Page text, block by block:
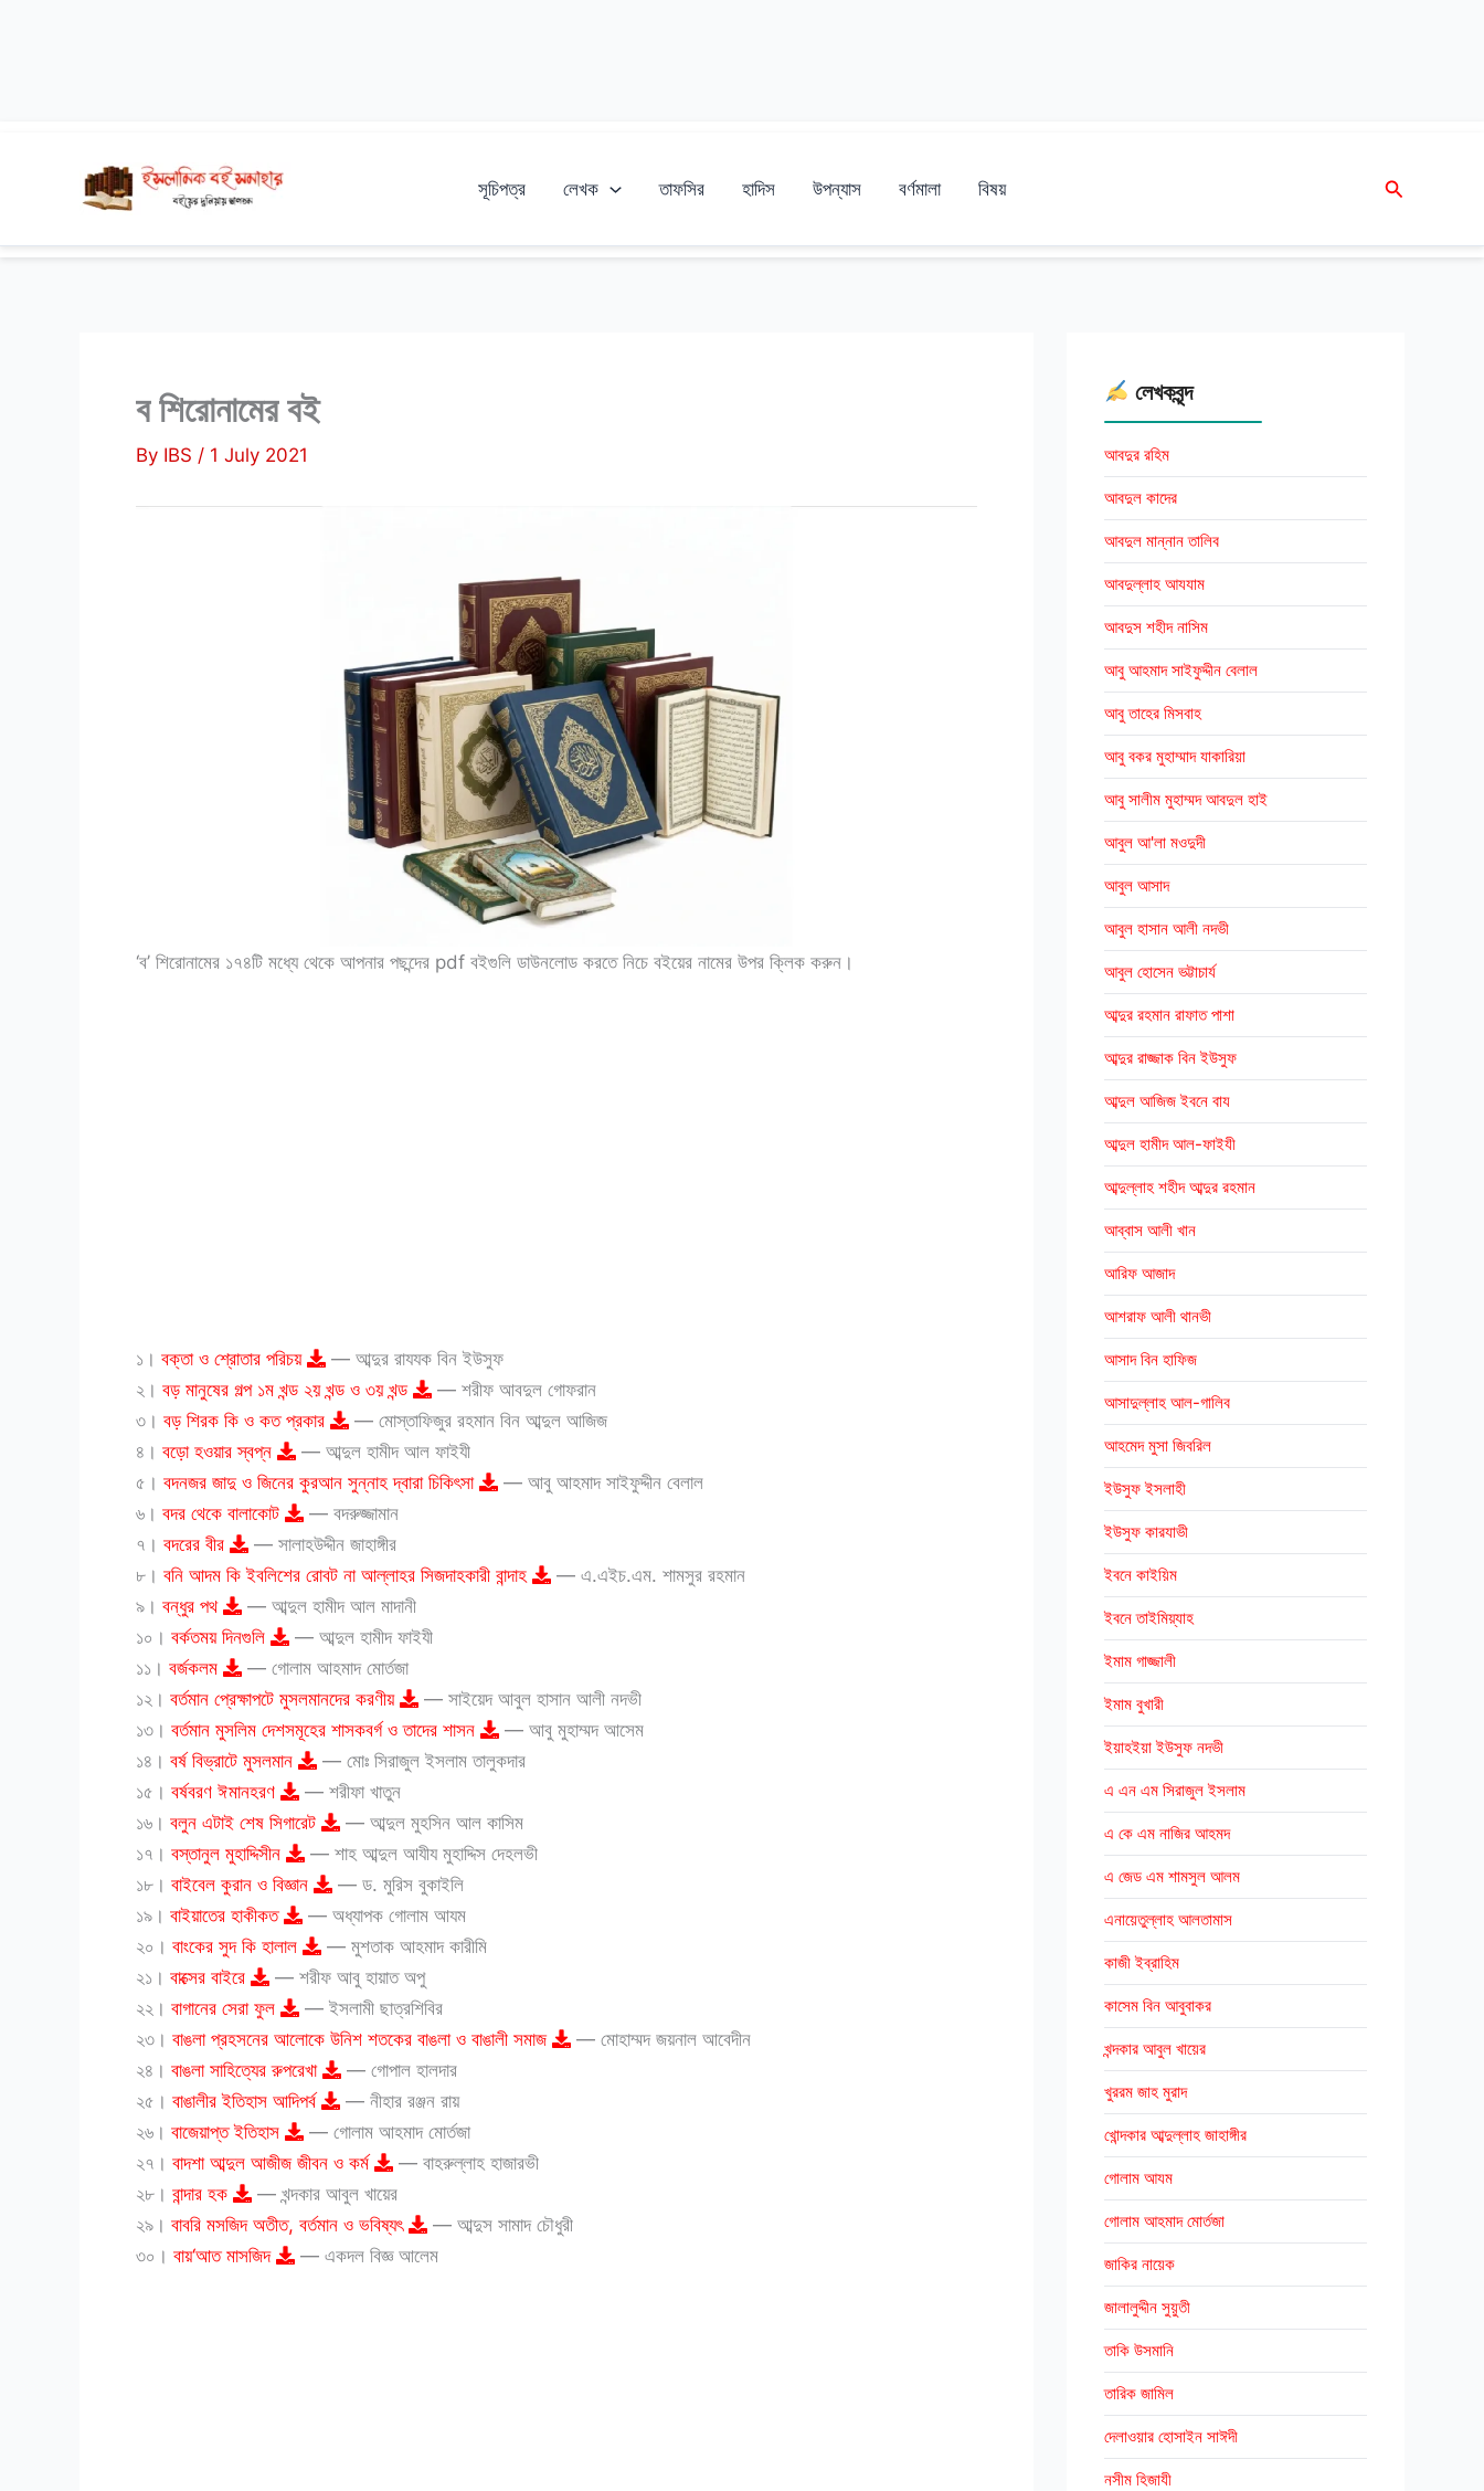
সূচিপত্র লেখক তাফসির হাদিস উপন্যাস বর্ণমালা বিষয় Search
ব শিরোনামের বই
By IBS / 1 July 2021
‘ব’ শিরোনামের ১৭৪টি মধ্যে থেকে আপনার পছন্দের pdf বইগুলি ডাউনলোড করতে নিচে বইয়ের নামের উপর ক্লিক করুন।
১। বক্তা ও শ্রোতার পরিচয়
— আব্দুর রাযযক বিন ইউসুফ
২। বড় মানুষের গল্প ১ম খন্ড ২য় খন্ড ও ৩য় খন্ড
— শরীফ আবদুল গোফরান
৩। বড় শিরক কি ও কত প্রকার
— মোস্তাফিজুর রহমান বিন আব্দুল আজিজ
৪। বড়ো হওয়ার স্বপ্ন
— আব্দুল হামীদ আল ফাইযী
৫। বদনজর জাদু ও জিনের কুরআন সুন্নাহ দ্বারা চিকিৎসা
— আবু আহমাদ সাইফুদ্দীন বেলাল
৬। বদর থেকে বালাকোট
— বদরুজ্জামান
৭। বদরের বীর
— সালাহউদ্দীন জাহাঙ্গীর
৮। বনি আদম কি ইবলিশের রোবট না আল্লাহর সিজদাহকারী বান্দাহ
— এ.এইচ.এম. শামসুর রহমান
৯। বন্ধুর পথ
— আব্দুল হামীদ আল মাদানী
১০। বর্কতময় দিনগুলি
— আব্দুল হামীদ ফাইযী
১১। বর্জকলম
— গোলাম আহমাদ মোর্তজা
১২। বর্তমান প্রেক্ষাপটে মুসলমানদের করণীয়
— সাইয়েদ আবুল হাসান আলী নদভী
১৩। বর্তমান মুসলিম দেশসমূহের শাসকবর্গ ও তাদের শাসন
— আবু মুহাম্মদ আসেম
১৪। বর্ষ বিভ্রাটে মুসলমান
— মোঃ সিরাজুল ইসলাম তালুকদার
১৫। বর্ষবরণ ঈমানহরণ
— শরীফা খাতুন
১৬। বলুন এটাই শেষ সিগারেট
— আব্দুল মুহসিন আল কাসিম
১৭। বস্তানুল মুহাদ্দিসীন
— শাহ আব্দুল আযীয মুহাদ্দিস দেহলভী
১৮। বাইবেল কুরান ও বিজ্ঞান
— ড. মুরিস বুকাইলি
১৯। বাইয়াতের হাকীকত
— অধ্যাপক গোলাম আযম
২০। বাংকের সুদ কি হালাল
— মুশতাক আহমাদ কারীমি
২১। বাক্সের বাইরে
— শরীফ আবু হায়াত অপু
২২। বাগানের সেরা ফুল
— ইসলামী ছাত্রশিবির
২৩। বাঙলা প্রহসনের আলোকে উনিশ শতকের বাঙলা ও বাঙালী সমাজ
— মোহাম্মদ জয়নাল আবেদীন
২৪। বাঙলা সাহিত্যের রুপরেখা
— গোপাল হালদার
২৫। বাঙালীর ইতিহাস আদিপর্ব
— নীহার রঞ্জন রায়
২৬। বাজেয়াপ্ত ইতিহাস
— গোলাম আহমাদ মোর্তজা
২৭। বাদশা আব্দুল আজীজ জীবন ও কর্ম
— বাহরুল্লাহ হাজারভী
২৮। বান্দার হক
— খন্দকার আবুল খায়ের
২৯। বাবরি মসজিদ অতীত, বর্তমান ও ভবিষ্যৎ
— আব্দুস সামাদ চৌধুরী
৩০। বায়‘আত মাসজিদ — একদল বিজ্ঞ আলেম
লেখকবৃন্দ
আবদুর রহিম
আবদুল কাদের
আবদুল মান্নান তালিব
আবদুল্লাহ আযযাম
আবদুস শহীদ নাসিম
আবু আহমাদ সাইফুদ্দীন বেলাল
আবু তাহের মিসবাহ
আবু বকর মুহাম্মাদ যাকারিয়া
আবু সালীম মুহাম্মদ আবদুল হাই
আবুল আ'লা মওদুদী
আবুল আসাদ
আবুল হাসান আলী নদভী
আবুল হোসেন ভট্টাচার্য
আব্দুর রহমান রাফাত পাশা
আব্দুর রাজ্জাক বিন ইউসুফ
আব্দুল আজিজ ইবনে বায
আব্দুল হামীদ আল-ফাইযী
আব্দুল্লাহ শহীদ আব্দুর রহমান
আব্বাস আলী খান
আরিফ আজাদ
আশরাফ আলী থানভী
আসাদ বিন হাফিজ
আসাদুল্লাহ আল-গালিব
আহমেদ মুসা জিবরিল
ইউসুফ ইসলাহী
ইউসুফ কারযাভী
ইবনে কাইয়িম
ইবনে তাইমিয়্যাহ
ইমাম গাজ্জালী
ইমাম বুখারী
ইয়াহইয়া ইউসুফ নদভী
এ এন এম সিরাজুল ইসলাম
এ কে এম নাজির আহমদ
এ জেড এম শামসুল আলম
এনায়েতুল্লাহ আলতামাস
কাজী ইব্রাহিম
কাসেম বিন আবুবাকর
খন্দকার আবুল খায়ের
খুররম জাহ মুরাদ
খোন্দকার আব্দুল্লাহ জাহাঙ্গীর
গোলাম আযম
গোলাম আহমাদ মোর্তজা
জাকির নায়েক
জালালুদ্দীন সুয়ুতী
তাকি উসমানি
তারিক জামিল
দেলাওয়ার হোসাইন সাঈদী
নসীম হিজাযী